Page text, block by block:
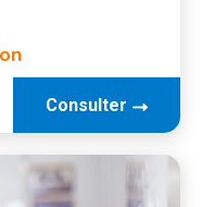
Consulter